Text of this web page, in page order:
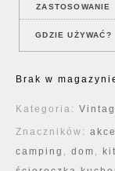
ZASTOSOWANIE
GDZIE UŻYWAĆ?
Brak w
Kategoria:
Znaczników:
camping , dom ,